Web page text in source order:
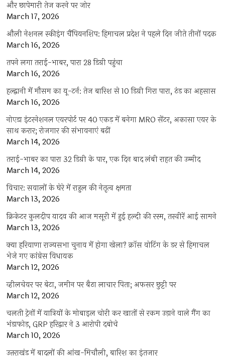
और छापेमारी तेज करने पर जोर
March 17, 2026
औली नेशनल स्कीइंग चैंपियनशिप: हिमाचल प्रदेश ने पहले दिन जीते तीनों पदक
March 16, 2026
तपने लगा तराई-भाबर, पारा 28 डिग्री पहुंचा
March 16, 2026
हल्द्वानी में मौसम का यू-टर्न: तेज बारिश से 10 डिग्री गिरा पारा, ठंड का अहसास
March 16, 2026
नोएडा इंटरनेशनल एयरपोर्ट पर 40 एकड़ में बनेगा MRO सेंटर, अकासा एयर के
साथ करार; रोजगार की संभावनाएं बढ़ीं
March 14, 2026
तराई-भाबर का पारा 32 डिग्री के पार, एक दिन बाद लंबी राहत की उम्मीद
March 14, 2026
विचार: सवालों के घेरे में राहुल की नेतृत्व क्षमता
March 13, 2026
क्रिकेटर कुलदीप यादव की आज मसूरी में हुई हल्दी की रस्म, तस्वीरें आई सामने
March 13, 2026
क्या हरियाणा राज्यसभा चुनाव में होगा खेला? क्रॉस वोटिंग के डर से हिमाचल
भेजे गए कांग्रेस विधायक
March 12, 2026
व्हीलचेयर पर बेटा, जमीन पर बैठा लाचार पिता; अफसर छुट्टी पर
March 12, 2026
चलती ट्रेनों में यात्रियों के मोबाइल चोरी कर खातों से रकम उड़ाने वाले गैंग का
भंडाफोड़, GRP हरिद्वार ने 3 आरोपी दबोचे
March 10, 2026
उत्तराखंड में बादलों की आंख-मिचौली, बारिश का इंतजार